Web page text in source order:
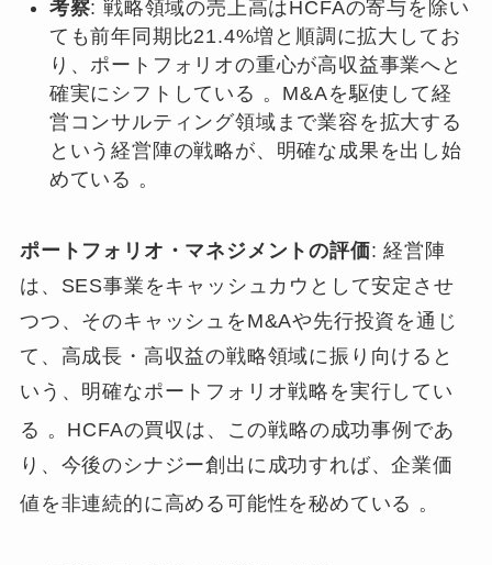
考察: 戦略領域の売上高はHCFAの寄与を除い
ても前年同期比21.4%増と順調に拡大してお
り、ポートフォリオの重心が高収益事業へと
確実にシフトしている 。M&Aを駆使して経
営コンサルティング領域まで業容を拡大する
という経営陣の戦略が、明確な成果を出し始
めている 。
ポートフォリオ・マネジメントの評価: 経営陣
は、SES事業をキャッシュカウとして安定させ
つつ、そのキャッシュをM&Aや先行投資を通じ
て、高成長・高収益の戦略領域に振り向けると
いう、明確なポートフォリオ戦略を実行してい
る 。HCFAの買収は、この戦略の成功事例であ
り、今後のシナジー創出に成功すれば、企業価
値を非連続的に高める可能性を秘めている 。